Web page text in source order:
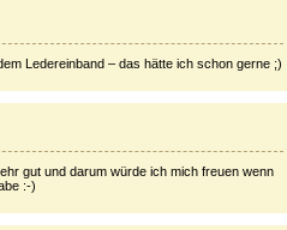
Ledereinband – das hätte ich schon gerne ;)
gut und darum würde ich mich freuen wenn
:-)